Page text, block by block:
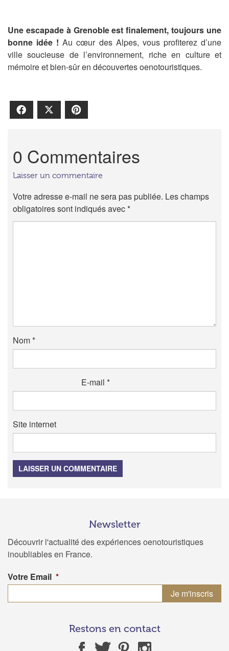
Une escapade à Grenoble est finalement, toujours une
bonne idée !Au cœur des Alpes, vous profiterez d’une
ville soucieuse de l’environnement, riche en culture et
mémoire et bien-sûr en découvertes oenotouristiques.
Facebook
0 Commentaires
Laisser un commentaire
Votre adresse e-mail ne sera pas publiée. Les champs
obligatoires sont indiqués avec*
Nom*
E-mail *
Site internet
LAISSER UN COMMENTAIRE
Newsletter
Découvrir l'actualité des expériences oenotouristiques
inoubliables en France.
Votre Email *
Restons en contact